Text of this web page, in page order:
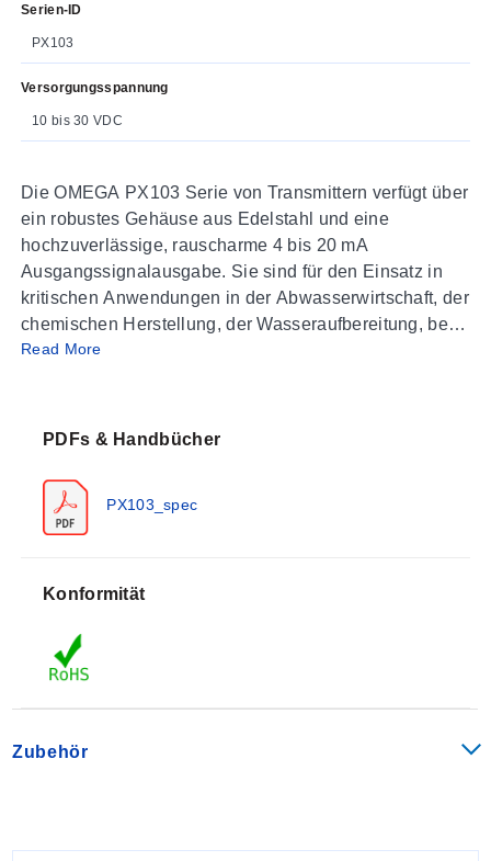
Serien-ID
PX103
Versorgungsspannung
10 bis 30 VDC
Die OMEGA PX103 Serie von Transmittern verfügt über
ein robustes Gehäuse aus Edelstahl und eine
hochzuverlässige, rauscharme 4 bis 20 mA
Ausgangssignalausgabe. Sie sind für den Einsatz in
kritischen Anwendungen in der Abwasserwirtschaft, der
chemischen Herstellung, der Wasseraufbereitung, bei
Tank- und Füllstandsmessungen sowie anderen
4 bis 20 mA AUSGANG
Speisespannung:10 bis 30 Vdc
Ausgang:
Genauigkeit:
Wiederholbarkeit kombiniert
≥100 psi:
<100 psi:
≥100 psi:-18 bis 66 °C (0 bis 150 °F)
Read More
PDFs & Handbücher
PX103_spec
Konformität
Zubehör